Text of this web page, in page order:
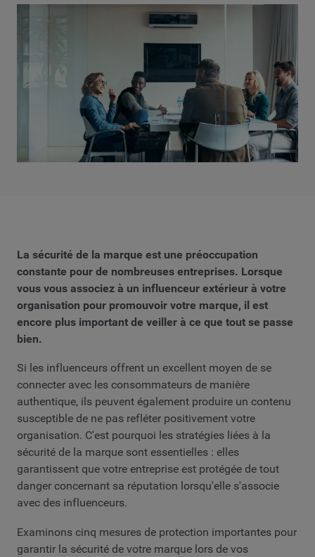
La sécurité de la marque est une préoccupation
constante pour de nombreuses entreprises. Lorsque
vous vous associez à un influenceur extérieur à votre
organisation pour promouvoir votre marque, il est
encore plus important de veiller à ce que tout se passe
bien.
Si les influenceurs offrent un excellent moyen de se
connecter avec les consommateurs de manière
authentique, ils peuvent également produire un contenu
susceptible de ne pas refléter positivement votre
organisation. C'est pourquoi les stratégies liées à la
sécurité de la marque sont essentielles : elles
garantissent que votre entreprise est protégée de tout
danger concernant sa réputation lorsqu'elle s'associe
avec des influenceurs.
Examinons cinq mesures de protection importantes pour
garantir la sécurité de votre marque lors de vos